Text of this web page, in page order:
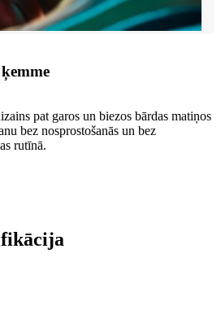
pat garos un biezos bārdas matiņos
bez nosprostošanās un bez
rutīnā.